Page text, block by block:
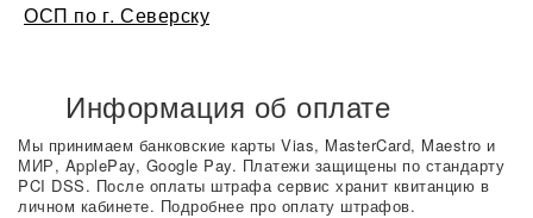
ОСП по г. Северску
Информация об оплате
Мы принимаем банковские карты Vias, MasterCard, Maestro и
МИР, ApplePay, Google Pay. Платежи защищены по стандарту
PCI DSS. После оплаты штрафа сервис хранит квитанцию в
личном кабинете. Подробнее про оплату штрафов.